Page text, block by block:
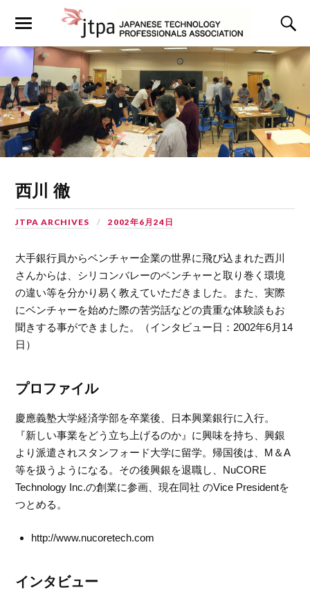
西川 徹
JTPA ARCHIVES 2002年6月24日
大手銀行員からベンチャー企業の世界に飛び込まれた西川
さんからは、シリコンバレーのベンチャーと取り巻く環境
の違い等を分かり易く教えていただきました。また、実際
にベンチャーを始めた際の苦労話などの貴重な体験談もお
聞きする事ができました。（インタビュー日：2002年6月14
日）
プロファイル
慶應義塾大学経済学部を卒業後、日本興業銀行に入行。
『新しい事業をどう立ち上げるのか』に興味を持ち、興銀
より派遣されスタンフォード大学に留学。帰国後は、M＆A
等を扱うようになる。その後興銀を退職し、NuCORE
Technology Inc.の創業に参画、現在同社 のVice Presidentを
つとめる。
http://www.nucoretech.com
インタビュー